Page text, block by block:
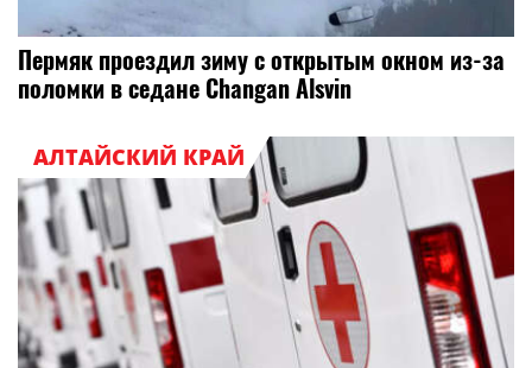
Пермяк проездил зиму с открытым окном из-за
поломки в седане Changan Alsvin
АЛТАЙСКИЙ КРАЙ